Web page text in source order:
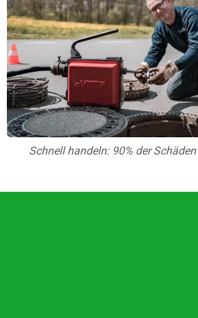
Schnell handeln: 90% der